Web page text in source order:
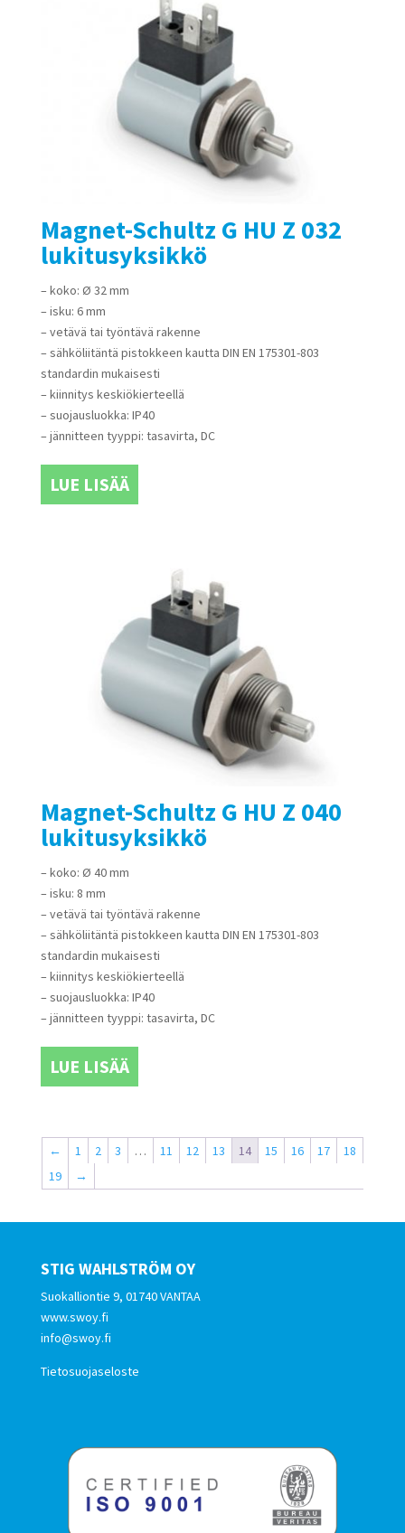
Magnet-Schultz G HU Z 032
lukitusyksikkö
– koko: Ø 32 mm
– isku: 6 mm
– vetävä tai työntävä rakenne
– sähköliitäntä pistokkeen kautta DIN EN 175301-803
standardin mukaisesti
– kiinnitys keskiökierteellä
– suojausluokka: IP40
– jännitteen tyyppi: tasavirta, DC
LUE LISÄÄ
Magnet-Schultz G HU Z 040
lukitusyksikkö
– koko: Ø 40 mm
– isku: 8 mm
– vetävä tai työntävä rakenne
– sähköliitäntä pistokkeen kautta DIN EN 175301-803
standardin mukaisesti
– kiinnitys keskiökierteellä
– suojausluokka: IP40
– jännitteen tyyppi: tasavirta, DC
LUE LISÄÄ
← 1 2 3 … 11 12 13 14 15 16 17
18
19
→
STIG WAHLSTRÖM OY
Suokalliontie 9, 01740 VANTAA
www.swoy.fi
info@swoy.fi
Tietosuojaseloste